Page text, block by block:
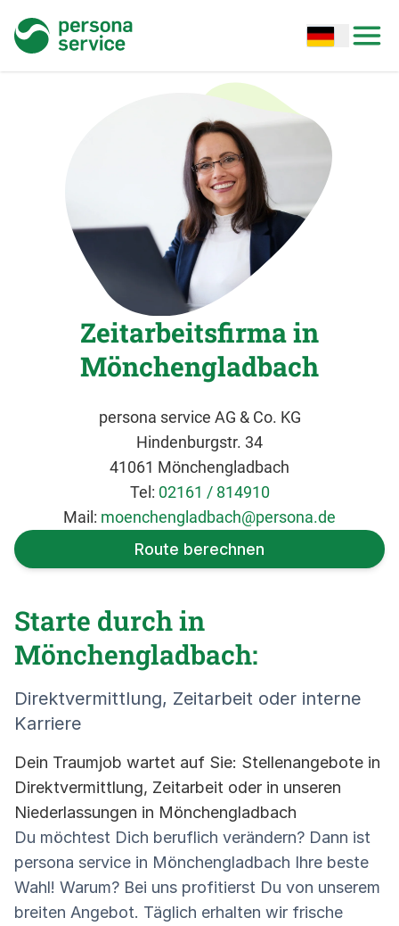
persona service Open options
Zeitarbeitsfirma in
Mönchengladbach
persona service AG & Co. KG
Hindenburgstr. 34
41061 Mönchengladbach
Tel: 02161 / 814910
Mail: moenchengladbach@persona.de
Route berechnen
Starte durch in
Mönchengladbach:
Direktvermittlung, Zeitarbeit oder interne
Karriere
Dein Traumjob wartet auf Sie: Stellenangebote in
Direktvermittlung, Zeitarbeit oder in unseren
Niederlassungen in Mönchengladbach
Du möchtest Dich beruflich verändern? Dann ist
persona service in Mönchengladbach Ihre beste
Wahl! Warum? Bei uns profitierst Du von unserem
breiten Angebot. Täglich erhalten wir frische